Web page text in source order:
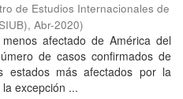
de Estudios Internacionales de
, Abr-2020)
afectado de América del
de casos confirmados de
estados más afectados por la
excepción ...